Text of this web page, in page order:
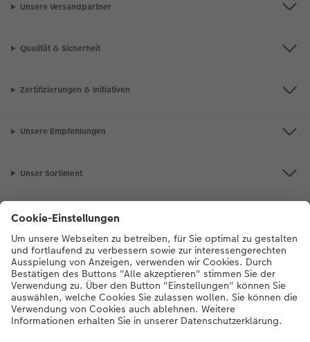
Unsere Versandpartner
Qualität & Sicherheit
Zertifizierungen & Initiativen
Unsere Empfehlungen
Unser Sortiment
Service
Mehr zum CEWE Fotoservice